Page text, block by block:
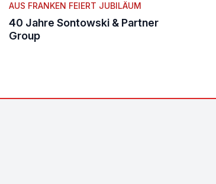
AUS FRANKEN FEIERT JUBILÄUM
40 Jahre Sontowski & Partner
Group